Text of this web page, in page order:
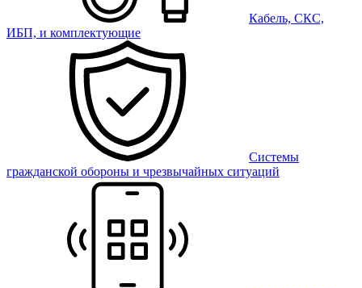
Кабель, СКС,
ИБП, и комплектующие
Системы
гражданской обороны и чрезвычайных ситуаций